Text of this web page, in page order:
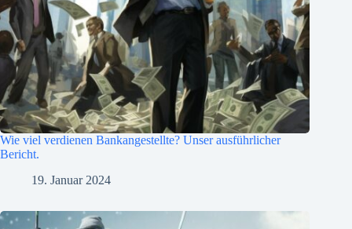
Wie viel verdienen Bankangestellte? Unser ausführlicher
Bericht.
19. Januar 2024